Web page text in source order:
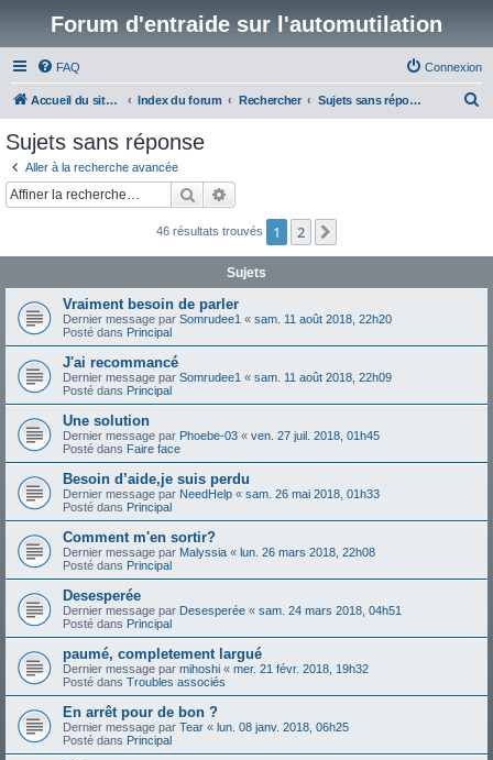
Forum d'entraide sur l'automutilation
FAQ Connexion
Accueil du site www.automutilations.info Index du forum Rechercher Sujets sans réponse
c
Sujets sans réponse
Aller à la recherche avancée
Rechercher
46 résultats trouvés 1 2
Sujets
Vraiment besoin de parler
Dernier message par Somrudee1 « sam. 11 août 2018, 22h20
Posté dans Principal
J'ai recommancé
Dernier message par Somrudee1 « sam. 11 août 2018, 22h09
Posté dans Principal
Une solution
Dernier message par Phoebe-03 « ven. 27 juil. 2018, 01h45
Posté dans Faire face
Besoin d’aide,je suis perdu
Dernier message par NeedHelp « sam. 26 mai 2018, 01h33
Posté dans Principal
Comment m'en sortir?
Dernier message par Malyssia « lun. 26 mars 2018, 22h08
Posté dans Principal
Desesperée
Dernier message par Desesperée « sam. 24 mars 2018, 04h51
Posté dans Principal
paumé, completement largué
Dernier message par mihoshi « mer. 21 févr. 2018, 19h32
Posté dans Troubles associés
En arrêt pour de bon ?
Dernier message par Tear « lun. 08 janv. 2018, 06h25
Posté dans Principal